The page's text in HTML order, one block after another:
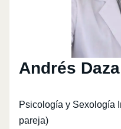
Andrés Daza
Psicología y Sexología
pareja)